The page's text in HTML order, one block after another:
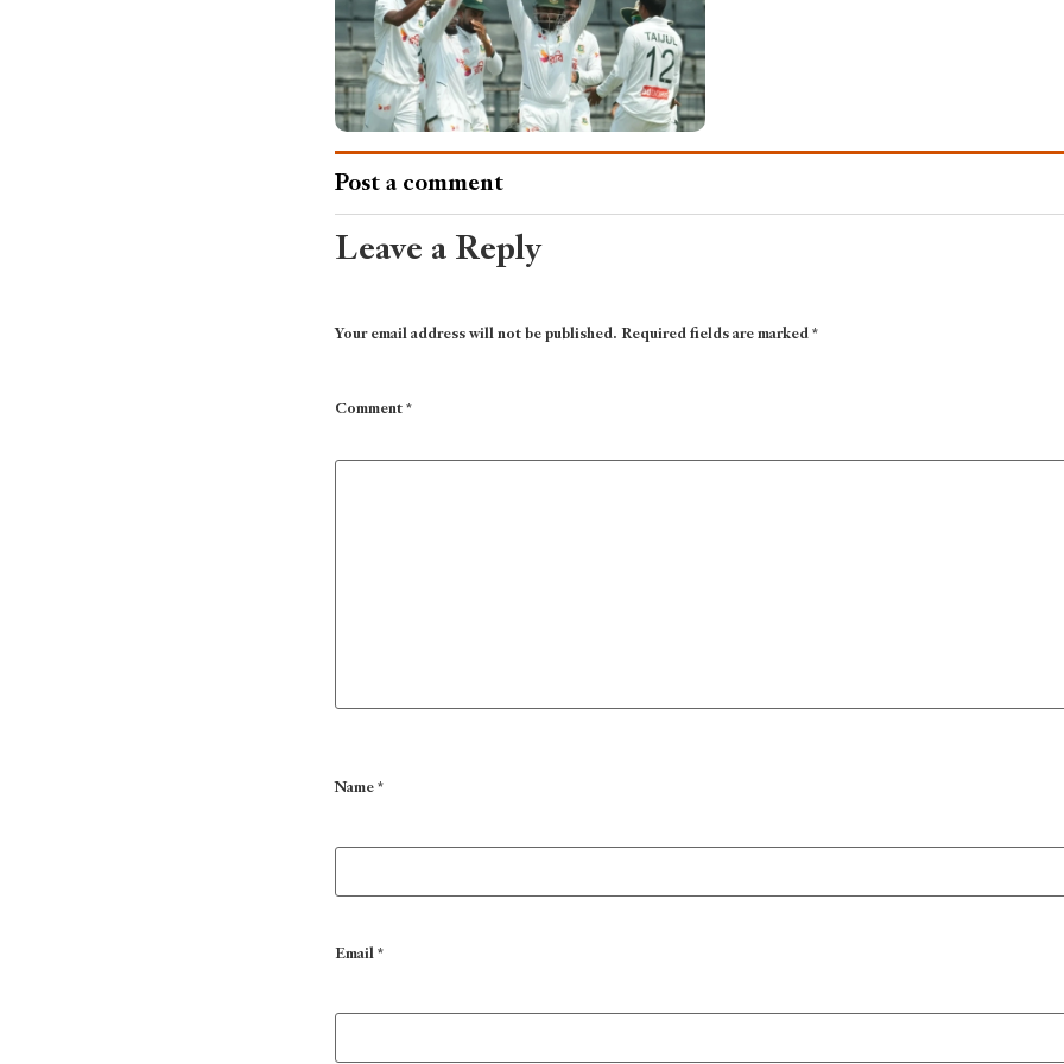
Post a comment
Leave a Reply
Your email address will not be published.Required fields are marked*
Comment*
Name*
Email*